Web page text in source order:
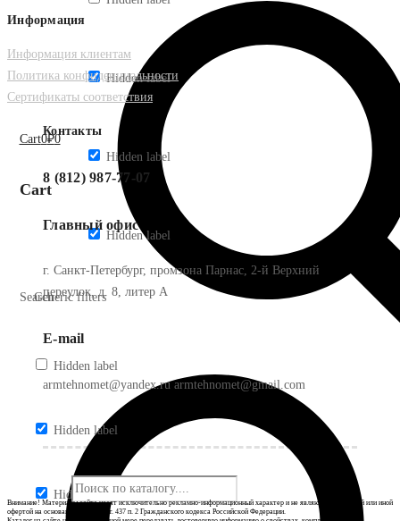
Cart0₽0
Cart
Search
Generic filters
Hidden label
Hidden label
Hidden label
Hidden label
Hidden label
Hidden label
Информация
Информация клиентам
Политика конфиденциальности
Сертификаты соответствия
Контакты
8 (812) 987-77-07
Главный офис
г. Санкт-Петербург, промзона Парнас, 2-й Верхний
переулок, д. 8, литер А
E-mail
armtehnomet@yandex.ru armtehnomet@gmail.com
Внимание! Материалы сайта носят исключительно рекламно-информационный характер и не являются публичной или иной
офертой на основании ст. 435 и ст. 437 п. 2 Гражданского кодекса Российской Федерации.